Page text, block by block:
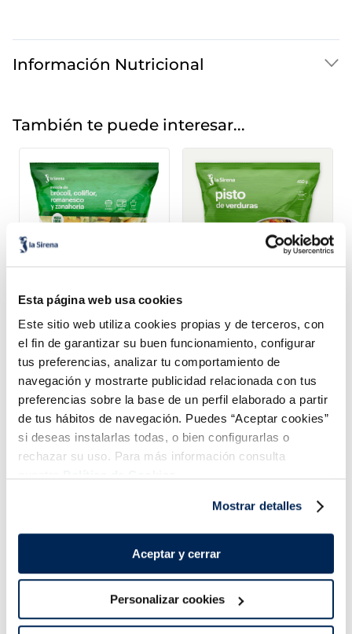
Esta página web usa cookies
Este sitio web utiliza cookies propias y de terceros, con
el fin de garantizar su buen funcionamiento, configurar
tus preferencias, analizar tu comportamiento de
navegación y mostrarte publicidad relacionada con tus
preferencias sobre la base de un perfil elaborado a partir
de tus hábitos de navegación. Puedes “Aceptar cookies”
si deseas instalarlas todas, o bien configurarlas o
rechazar su uso. Para más información consulta
Mostrar detalles
Aceptar y cerrar
Personalizar cookies
Información Nutricional
También te puede interesar...
brécol y zanahoria
1,99 €
Bolsa 600g
Añadir
2,79 € Bolsa 450g
Añadir